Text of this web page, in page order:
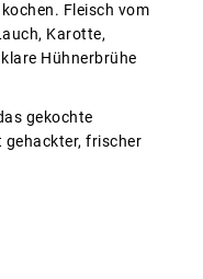
Fleisch vom
Karotte,
Hühnerbrühe
gekochte
gehackter, frischer